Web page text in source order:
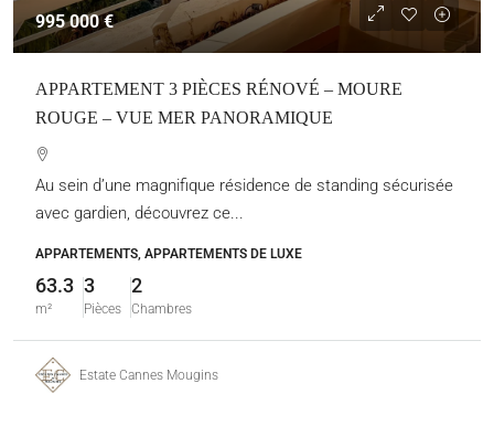
995 000 €
APPARTEMENT 3 PIÈCES RÉNOVÉ – MOURE
ROUGE – VUE MER PANORAMIQUE
Au sein d’une magnifique résidence de standing sécurisée
avec gardien, découvrez ce...
APPARTEMENTS, APPARTEMENTS DE LUXE
63.3
m²
3
Pièces
2
Chambres
Estate Cannes Mougins